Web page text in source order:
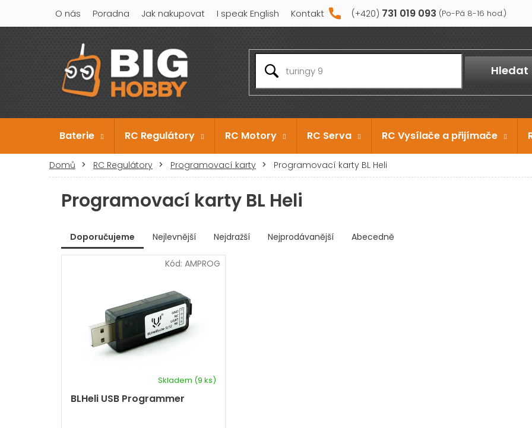
obsah
731 019 093
O nás Poradna Jak nakupovat I speak English Kontakt
Hledat
Baterie RC Regulátory RC Motory RC Serva RC Vysílače a přijímače
Domů RC Regulátory Programovací karty Programovací karty BL Heli
Programovací karty BL Heli
Ř
Doporučujeme Nejlevnější Nejdražší Nejprodávanější Abecedně
ý
p
BLHeli USB Programmer
Skladem (9 ks)
Kód: AMPROG